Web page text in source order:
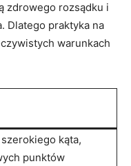
zdrowego rozsądku i
Dlatego praktyka na
warunkach
kąta,
punktów